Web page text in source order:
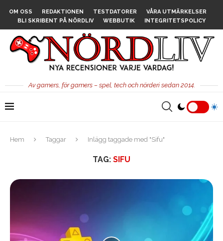
OM OSS REDAKTIONEN TESTDATORER
VÅRA UTMÄRKELSER
BLI SKRIBENT PÅ NÖRDLIV
WEBBUTIK INTEGRITETSPOLICY
Av gamers, för gamers – spel, tech och nörderi sedan 2014.
Hem Taggar Inlägg taggade med "Sifu"
TAG: SIFU